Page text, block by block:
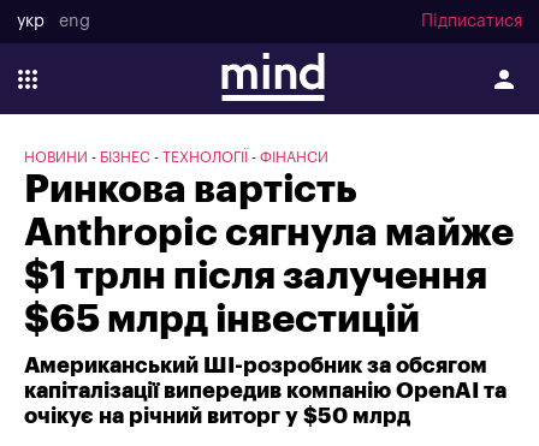
укр eng Підписатися
НОВИНИ БІЗНЕС ТЕХНОЛОГІЇ ФІНАНСИ
Ринкова вартість
Anthropic сягнула майже
$1 трлн після залучення
$65 млрд інвестицій
Американський ШІ-розробник за обсягом
капіталізації випередив компанію OpenAI та
очікує на річний виторг у $50 млрд